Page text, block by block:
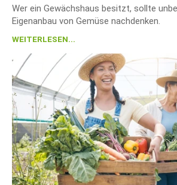
Wer ein Gewächshaus besitzt, sollte
Eigenanbau von Gemüse nachdenken.
WEITERLESEN...